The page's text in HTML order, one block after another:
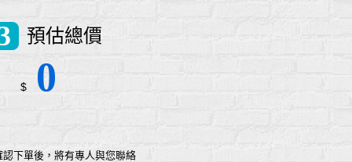
預估總價
0
認下單後，將有專人與您聯絡